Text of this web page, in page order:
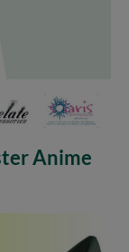
Anime